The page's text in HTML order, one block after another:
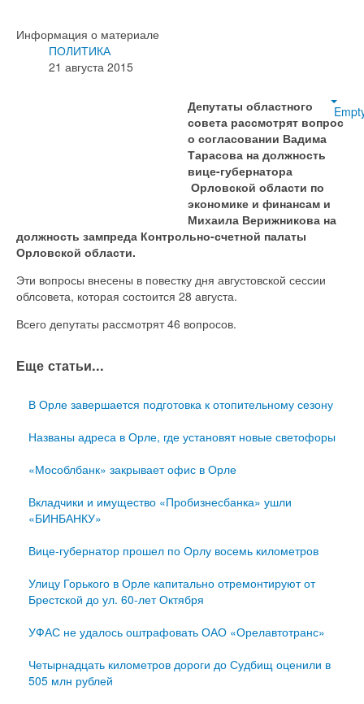
Информация о материале
ПОЛИТИКА
21 августа 2015
Депутаты областного
совета рассмотрят вопрос
о согласовании Вадима
Тарасова на должность
вице-губернатора
Орловской области по
экономике и финансам и
Михаила Верижникова на
должность зампреда Контрольно-счетной палаты
Орловской области.
Эти вопросы внесены в повестку дня августовской сессии
облсовета, которая состоится 28 августа.
Всего депутаты рассмотрят 46 вопросов.
Еще статьи...
В Орле завершается подготовка к отопительному сезону
Названы адреса в Орле, где установят новые светофоры
«Мособлбанк» закрывает офис в Орле
Вкладчики и имущество «Пробизнесбанка» ушли
«БИНБАНКУ»
Вице-губернатор прошел по Орлу восемь километров
Улицу Горького в Орле капитально отремонтируют от
Брестской до ул. 60-лет Октября
УФАС не удалось оштрафовать ОАО «Орелавтотранс»
Четырнадцать километров дороги до Судбищ оценили в
505 млн рублей